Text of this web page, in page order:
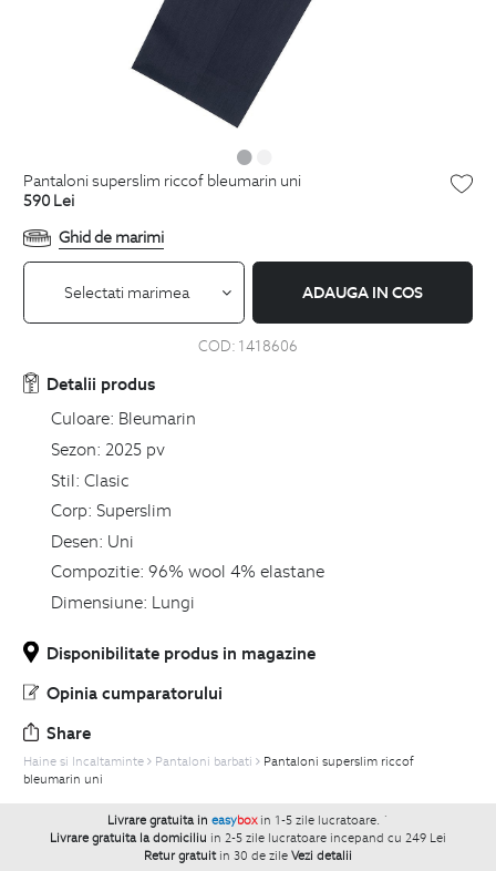
pantaloni superslim riccof bleumarin uni
590 Lei
Ghid de marimi
Selectati marimea ADAUGA IN COS
COD: 1418606
Detalii produs
Culoare: Bleumarin
Sezon: 2025 pv
Stil: Clasic
Corp: Superslim
Desen: Uni
Compozitie: 96% wool 4% elastane
Dimensiune: Lungi
Disponibilitate produs in magazine
Opinia cumparatorului
Share
Haine si Incaltaminte Pantaloni barbati
Pantaloni superslim riccof
bleumarin uni
Livrare gratuita in easybox in 1-5 zile lucratoare. `
Livrare gratuita la domiciliu in 2-5 zile lucratoare incepand cu 249 Lei
Retur gratuit in 30 de zile Vezi detalii